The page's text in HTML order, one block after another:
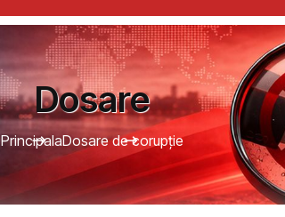
Dosare
PrincipalaDosare de corupție